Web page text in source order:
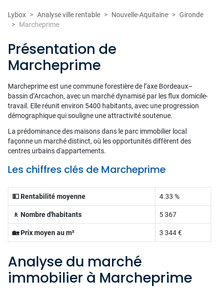
Lybox Analyse ville rentable Nouvelle-Aquitaine
Gironde
Marcheprime
Présentation de
Marcheprime
Marcheprime est une commune forestière de l’axe Bordeaux–
bassin d’Arcachon, avec un marché dynamisé par les flux domicile-
travail. Elle réunit environ 5400 habitants, avec une progression
démographique qui souligne une attractivité soutenue.
La prédominance des maisons dans le parc immobilier local
façonne un marché distinct, où les opportunités diffèrent des
centres urbains d'appartements.
Les chiffres clés de Marcheprime
💵 Rentabilité moyenne 4.33 %
🚶 Nombre d'habitants 5 367
🏡 Prix moyen au m² 3 344 €
Analyse du marché
immobilier à Marcheprime